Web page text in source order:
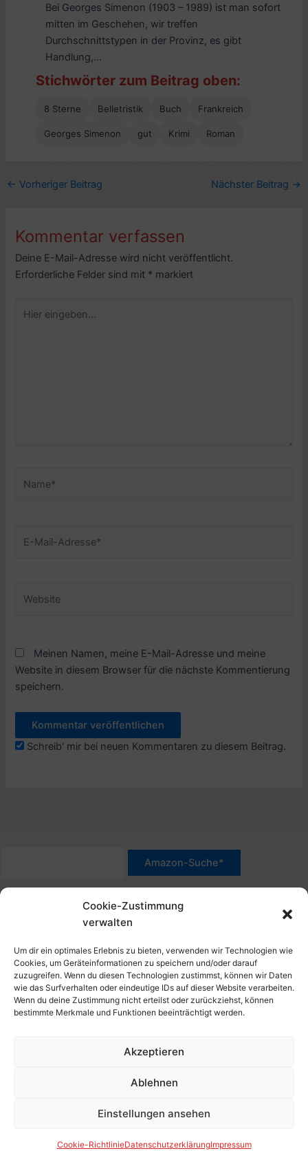
Cookie-Zustimmung
verwalten
Um dir ein optimales Erlebnis zu bieten, verwenden wir Technologien wie
Cookies, um Geräteinformationen zu speichern und/oder darauf
zuzugreifen. Wenn du diesen Technologien zustimmst, können wir Daten
wie das Surfverhalten oder eindeutige IDs auf dieser Website verarbeiten.
Wenn du deine Zustimmung nicht erteilst oder zurückziehst, können
bestimmte Merkmale und Funktionen beeinträchtigt werden.
Akzeptieren
Ablehnen
Einstellungen ansehen
Cookie-RichtlinieDatenschutzerklärungImpressum
Bei Georges Simenon (1903 – 1989) ist man sofort
mitten im Geschehen, wir treffen
Durchschnittstypen in der Provinz, es gibt
Handlung,...
Stichwörter zum Beitrag oben:
8 Sterne Belletristik Buch Frankreich
Georges Simenon gut Krimi Roman
← Vorheriger Beitrag Nächster Beitrag →
Kommentar verfassen
Deine E-Mail-Adresse wird nicht veröffentlicht.
Erforderliche Felder sind mit * markiert
eingeben…
Mail-
Meinen Namen, meine E-Mail-Adresse und meine
Website in diesem Browser für die nächste Kommentierung
speichern.
Schreib' mir bei neuen Kommentaren zu diesem Beitrag.
*Werbehinweis für Links mit Hinweis "Amazon-Werbelink(s)",
"Amazon-Suche" und/oder mit Sternchen (*): Das sind Affiliate-
Link. Wenn Du auf der verlinkten Website etwas kaufst, erhalte
Aufschlag – und unterstützt diese Seite. Als Amazon-Partner
verdiene ich an qualifizierten Verkäufen. Dies gilt auch für
Klicks/Tipps auf Produktbilder, die mit einer Händler-Seite wie
Amazon verlinkt sind.
Impressum
Datenschutzerklärung
Kontakt, Folgen & Über